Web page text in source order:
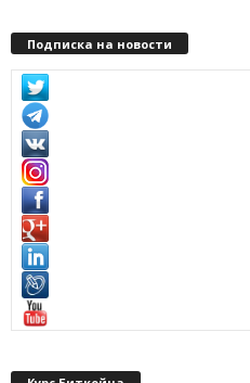
Подписка на новости